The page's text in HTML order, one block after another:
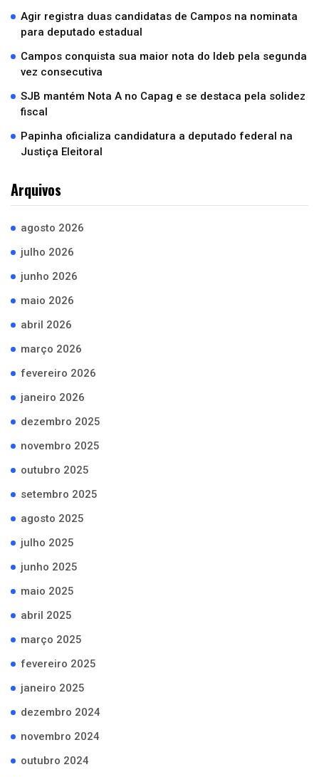
Agir registra duas candidatas de Campos na nominata
para deputado estadual
Campos conquista sua maior nota do Ideb pela segunda
vez consecutiva
SJB mantém Nota A no Capag e se destaca pela solidez
fiscal
Papinha oficializa candidatura a deputado federal na
Justiça Eleitoral
Arquivos
agosto 2026
julho 2026
junho 2026
maio 2026
abril 2026
março 2026
fevereiro 2026
janeiro 2026
dezembro 2025
novembro 2025
outubro 2025
setembro 2025
agosto 2025
julho 2025
junho 2025
maio 2025
abril 2025
março 2025
fevereiro 2025
janeiro 2025
dezembro 2024
novembro 2024
outubro 2024